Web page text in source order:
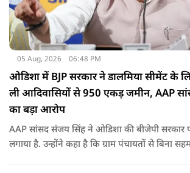
05 Aug, 2026 06:48 PM
ओडिशा में BJP सरकार ने डालमिया सीमेंट के
ली आदिवासियों से 950 एकड़ जमीन, AAP
का बड़ा आरोप
AAP सांसद संजय सिंह ने ओडिशा की बीजेपी सरकार
लगाया है. उन्होंने कहा है कि ग्राम पंचायतों से बिना